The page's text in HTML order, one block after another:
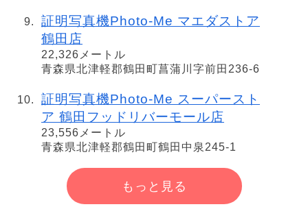
証明写真機Photo-Me マエダストア
鶴田店
22,326メートル
青森県北津軽郡鶴田町菖蒲川字前田236-6
証明写真機Photo-Me スーパースト
ア 鶴田フッドリバーモール店
23,556メートル
青森県北津軽郡鶴田町鶴田中泉245-1
もっと見る